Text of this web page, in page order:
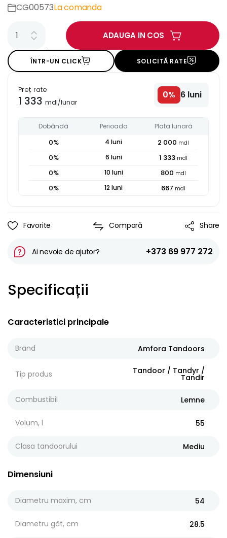
CG00573La comanda
ADAUGA IN COS
ÎNTR-UN CLICK SOLICITĂ RATE
Preț rate
1 333 mdl/lunar
0% 6 luni
Dobândă Perioada Plata lunară
0% 4 luni 2 000 mdl
0% 6 luni 1 333 mdl
0% 10 luni 800 mdl
0% 12luni 667 mdl
Favorite Compară Share
Ai nevoie de ajutor? +373 69 977 272
Specificații
Caracteristici principale
Brand Amfora Tandoors
Tip produs Tandoor / Tandyr /
Tandir
Combustibil Lemne
Volum, l 55
Clasa tandoorului Mediu
Dimensiuni
Diametru maxim, cm 54
Diametru gât, cm 28.5